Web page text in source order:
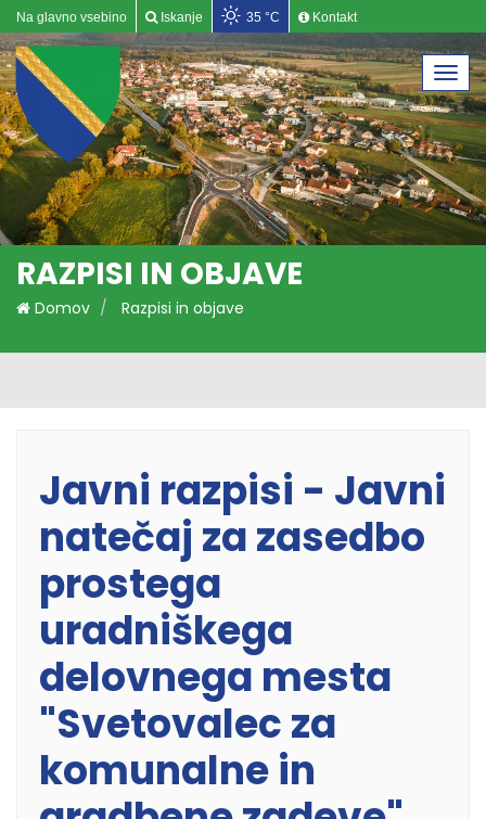
Na glavno vsebino Iskanje 35 °C Kontakt
RAZPISI IN OBJAVE
Domov Razpisi in objave
Javni razpisi - Javni
natečaj za zasedbo
prostega
uradniškega
delovnega mesta
"Svetovalec za
komunalne in